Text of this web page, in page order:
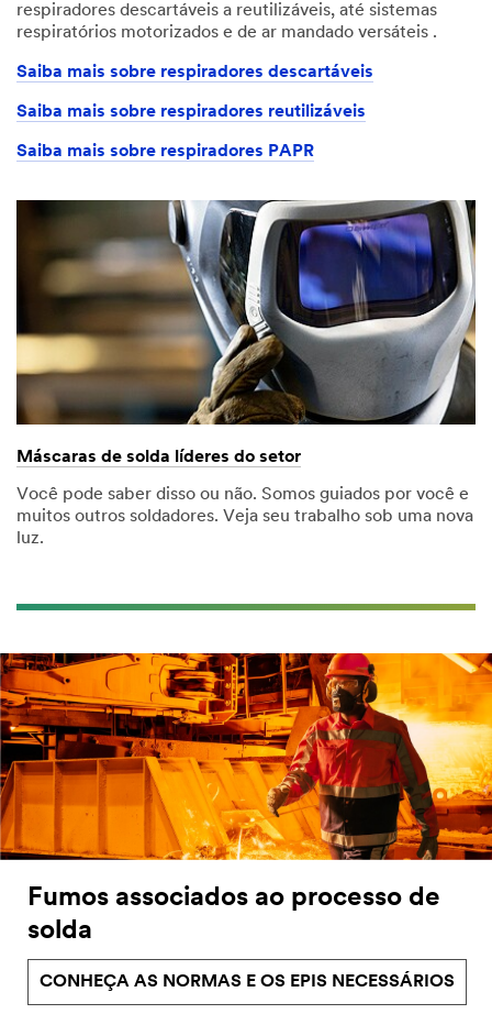
respiradores descartáveis a reutilizáveis, até sistemas
respiratórios motorizados e de ar mandado versáteis .
Saiba mais sobre respiradores descartáveis
Saiba mais sobre respiradores reutilizáveis
Saiba mais sobre respiradores PAPR
Máscaras de solda líderes do setor
Você pode saber disso ou não. Somos guiados por você e
muitos outros soldadores. Veja seu trabalho sob uma nova
luz.
Fumos associados ao processo de
solda
CONHEÇA AS NORMAS E OS EPIS NECESSÁRIOS